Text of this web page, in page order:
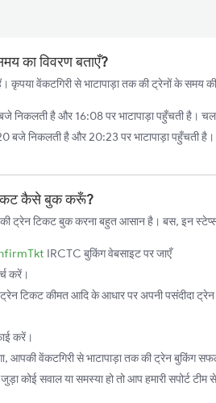
का विवरण बताएँ?
कृपया वेंकटगिरी से भाटापाड़ा तक की ट्रेनों के समय
निकलती है और 16:08 पर भाटापाड़ा पहुँचती है।
बजे निकलती है और 20:23 पर भाटापाड़ा पहुँचती
कैसे बुक करूँ?
ट्रेन टिकट बुक करना बहुत आसान है। बस, इन
IRCTC बुकिंग वेबसाइट पर जाएँ
करें।
ट्रेन टिकट कीमत आदि के आधार पर अपनी पसंदीदा
करें।
वेंकटगिरी से भाटापाड़ा तक की ट्रेन बुकिंग
कोई सवाल या समस्या हो तो आप हमारी सपोर्ट